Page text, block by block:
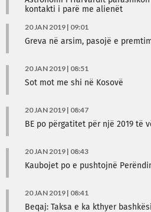
kontakti i parë me alienët
20 JAN 2019 | 09:01
Greva në arsim, pasojë e
20 JAN 2019 | 08:51
Sot mot me shi në Kosovë
20 JAN 2019 | 08:47
BE po përgatitet për një 2019 të
20 JAN 2019 | 08:43
Kaubojet po e pushtojnë
20 JAN 2019 | 08:41
Beqaj: Taksa e ka kthyer